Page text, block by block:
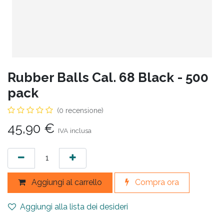
Rubber Balls Cal. 68 Black - 500
pack
(0 recensione)
45,90 € IVA inclusa
Aggiungi al carrello Compra ora
Aggiungi alla lista dei desideri